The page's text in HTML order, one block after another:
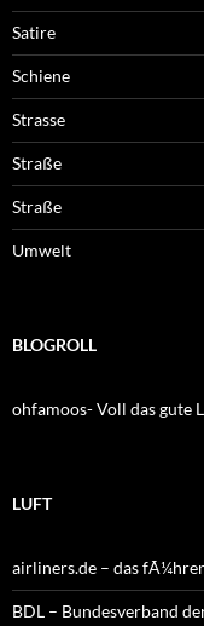
Satire
Schiene
Strasse
Straße
Straße
Umwelt
BLOGROLL
ohfamoos- Voll das gute
LUFT
airliners.de – das
BDL – Bundesverband